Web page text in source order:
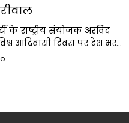
के राष्ट्रीय संयोजक अरविंद
आदिवासी दिवस पर देश भर…